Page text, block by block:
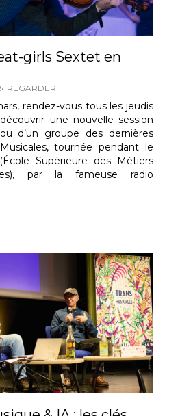
girls Sextet en
REGARDER
rendez-vous tous les jeudis
une nouvelle session
d’un groupe des dernières
tournée pendant le
Supérieure des Métiers
par la fameuse radio